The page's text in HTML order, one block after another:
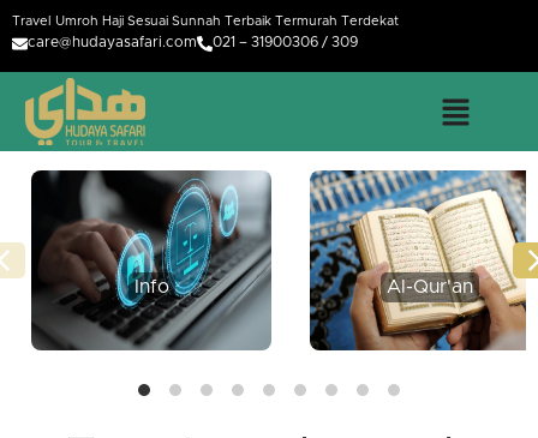
Travel Umroh Haji Sesuai Sunnah Terbaik Termurah Terdekat
care@hudayasafari.com 021 – 31900306 / 309
Info Al-Qur'an